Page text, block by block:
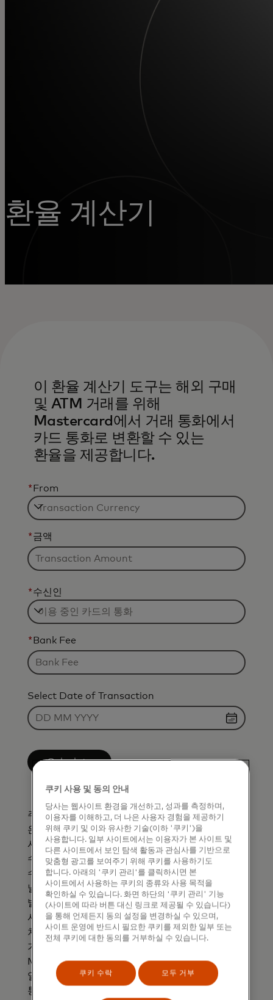
환율 계산기
이 환율 계산기 도구는 해외 구매
및 ATM 거래를 위해
Mastercard에서 거래 통화에서
카드 통화로 변환할 수 있는
환율을 제공합니다.
* From
*금액
*수신인
* Bank Fee
Select Date of Transaction
Calculate
주의: 환율과 환산 금액은 참고용이며 입력하신
은행 수수료를 포함합니다. 고객님의 은행은 청구
시 Mastercard 환율을 사용하거나 사용하지 않을
수 있으며, 외화 거래에 대해 추가 수수료를 부과할
수 있습니다. 환율은 은행이 거래를 승인하는
날짜와 시간(일반적으로 판매/상호작용 지점에서
발생)에 따라 달라집니다. Mastercard가 승인
시점의 환율을 적용할 수 없는 경우, 거래가
처리되는 날짜와 시간의 환율을 적용합니다.
가맹점 또는 ATM 운영자가 거래를 변환하면
Mastercard 환율이 적용되지 않습니다. 이는
일반적으로 가맹점이나 ATM의 통화가 아닌 카드
통화로 결제하도록 선택할 때 발생합니다.
쿠키 사용 및 동의 안내
당사는 웹사이트 환경을 개선하고, 성과를 측정하며,
이용자를 이해하고, 더 나은 사용자 경험을 제공하기
위해 쿠키 및 이와 유사한 기술(이하 '쿠키')을
사용합니다. 일부 사이트에서는 이용자가 본 사이트 및
다른 사이트에서 보인 탐색 활동과 관심사를 기반으로
맞춤형 광고를 보여주기 위해 쿠키를 사용하기도
합니다. 아래의 '쿠키 관리'를 클릭하시면 본
사이트에서 사용하는 쿠키의 종류와 사용 목적을
확인하실 수 있습니다. 화면 하단의 '쿠키 관리' 기능
(사이트에 따라 버튼 대신 링크로 제공될 수 있습니다)
을 통해 언제든지 동의 설정을 변경하실 수 있으며,
사이트 운영에 반드시 필요한 쿠키를 제외한 일부 또는
전체 쿠키에 대한 동의를 거부하실 수 있습니다.
쿠키 수락 모두 거부